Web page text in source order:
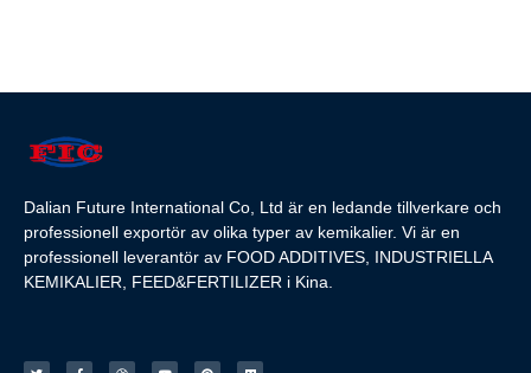
Dalian Future International Co, Ltd är en ledande tillverkare och
professionell exportör av olika typer av kemikalier. Vi är en
professionell leverantör av FOOD ADDITIVES, INDUSTRIELLA
KEMIKALIER, FEED&FERTILIZER i Kina.